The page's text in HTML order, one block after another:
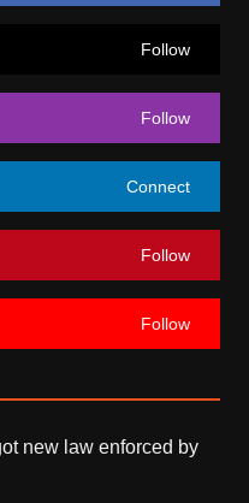
Follow
Follow
Connect
Follow
Follow
new law enforced by